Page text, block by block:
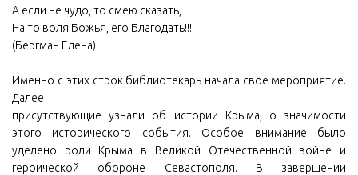
А если не чудо, то смею сказать,
На то воля Божья, его Благодать!!!
(Бергман Елена)
Именно с этих строк библиотекарь начала свое мероприятие.
Далее
присутствующие узнали об истории Крыма, о значимости
этого исторического события. Особое внимание было
уделено роли Крыма в Великой Отечественной войне и
героической обороне Севастополя. В завершении